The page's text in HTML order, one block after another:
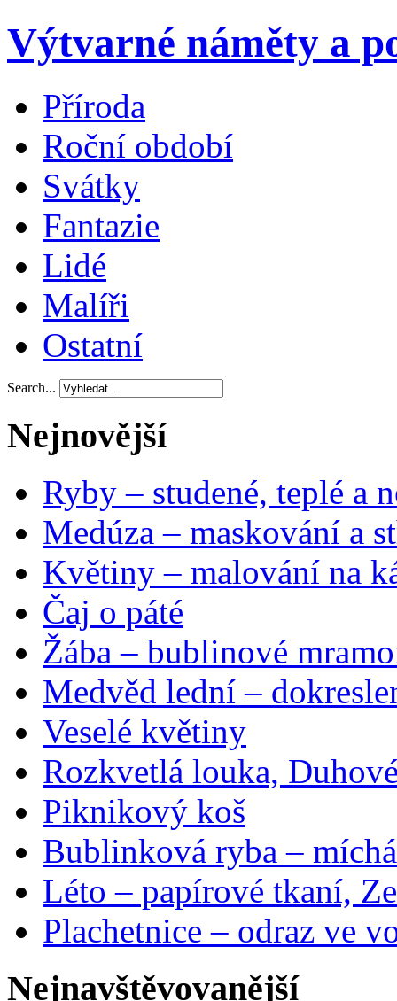
Výtvarné náměty a
Příroda
Roční období
Svátky
Fantazie
Lidé
Malíři
Ostatní
Search...
Nejnovější
Ryby – studené, teplé a
Medúza – maskování a
Květiny – malování na
Čaj o páté
Žába – bublinové
Medvěd lední –
Veselé květiny
Rozkvetlá louka,
Piknikový koš
Bublinková ryba –
Léto – papírové tkaní,
Plachetnice – odraz ve
Nejnavštěvovanější